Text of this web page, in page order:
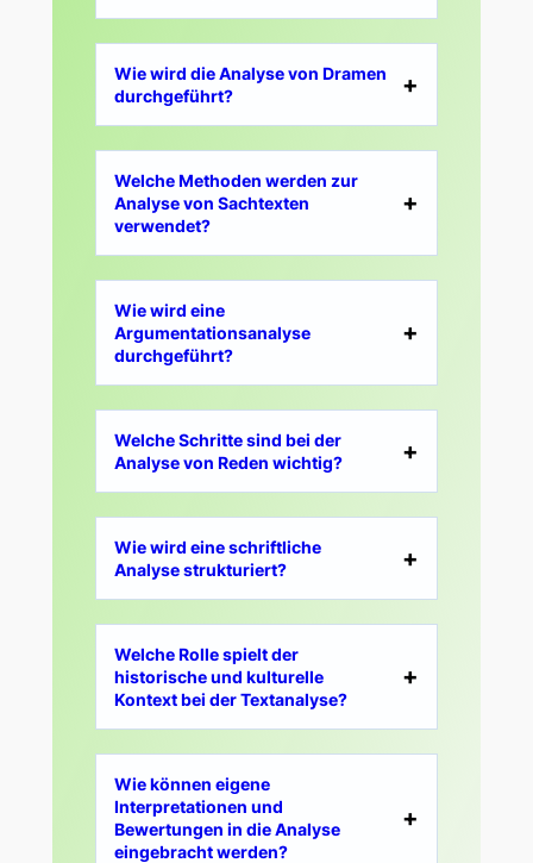
Wie wird die Analyse von Dramen
durchgeführt?
Welche Methoden werden zur
Analyse von Sachtexten
verwendet?
Wie wird eine
Argumentationsanalyse
durchgeführt?
Welche Schritte sind bei der
Analyse von Reden wichtig?
Wie wird eine schriftliche
Analyse strukturiert?
Welche Rolle spielt der
historische und kulturelle
Kontext bei der Textanalyse?
Wie können eigene
Interpretationen und
Bewertungen in die Analyse
eingebracht werden?